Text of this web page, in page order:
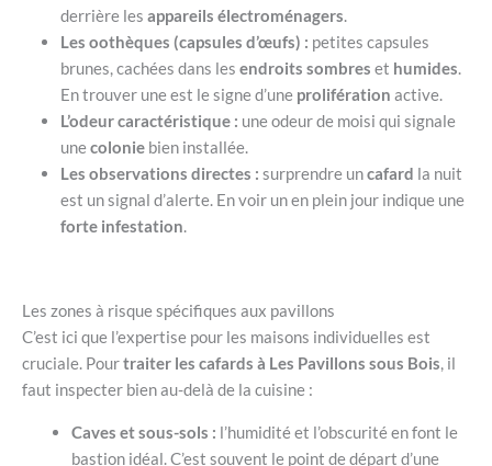
derrière les appareils électroménagers.
Les oothèques (capsules d’œufs) : petites capsules
brunes, cachées dans les endroits sombres et humides.
En trouver une est le signe d’une prolifération active.
L’odeur caractéristique : une odeur de moisi qui signale
unecolonie bien installée.
Les observations directes : surprendre uncafard la nuit
est un signal d’alerte. En voir un en plein jour indique une
forte infestation.
Les zones à risque spécifiques aux pavillons
C’est ici que l’expertise pour les maisons individuelles est
cruciale. Pourtraiter les cafards à Les Pavillons sous Bois , il
faut inspecter bien au-delà de la cuisine :
Caves et sous-sols : l’humidité et l’obscurité en font le
bastion idéal. C’est souvent le point de départ d’une